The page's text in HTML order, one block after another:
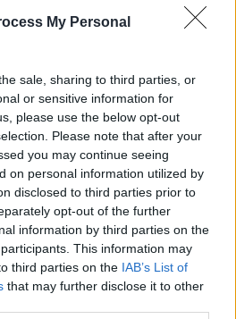
My Personal
sale, sharing to third parties, or
or sensitive information for
please use the below opt-out
Please note that after your
you may continue seeing
on personal information utilized by
disclosed to third parties prior to
opt-out of the further
information by third parties on the
This information may
third parties on the IAB’s List of
that may further disclose it to other
στην εκκλησία.
να σταθεί δίπλα της,
είναι ο
δεν τη νοιάζει η
ΔΙΑΦΗΜΙΣΗ